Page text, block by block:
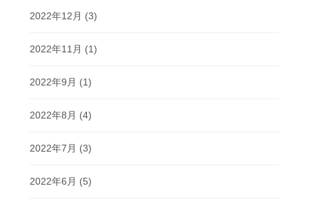
2022年12月 (3)
2022年11月 (1)
2022年9月 (1)
2022年8月 (4)
2022年7月 (3)
2022年6月 (5)